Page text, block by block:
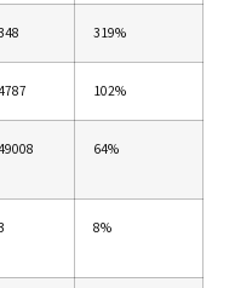
319%
102%
64%
8%